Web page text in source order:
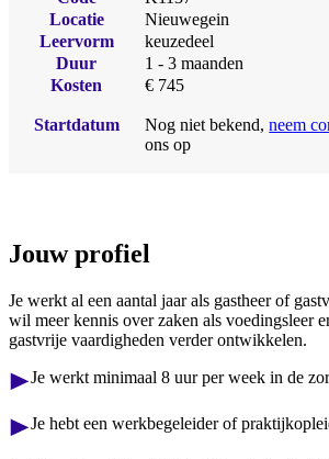
Locatie
Nieuwegein
Leervorm
keuzedeel
Duur
1 - 3 maanden
Kosten
€ 745
Startdatum Nog niet bekend,neem
ons op
Jouw profiel
Je werkt al een aantal jaar als gastheer of
wil meer kennis over zaken als voedingsleer
gastvrije vaardigheden verder ontwikkelen.
Je werkt minimaal 8 uur per week in de
Je hebt een werkbegeleider of